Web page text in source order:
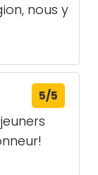
nous y
5/5